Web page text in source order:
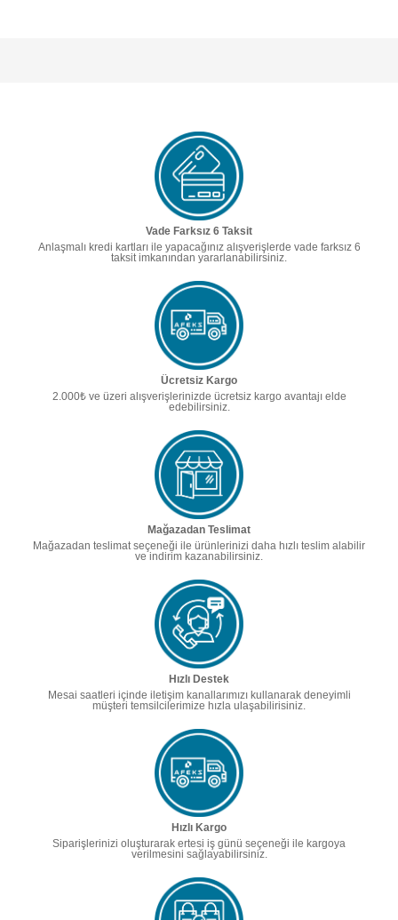
Vade Farksız 6 Taksit
Anlaşmalı kredi kartları ile yapacağınız alışverişlerde vade farksız 6
taksit imkanından yararlanabilirsiniz.
Ücretsiz Kargo
2.000₺ ve üzeri alışverişlerinizde ücretsiz kargo avantajı elde
edebilirsiniz.
Mağazadan Teslimat
Mağazadan teslimat seçeneği ile ürünlerinizi daha hızlı teslim alabilir
ve indirim kazanabilirsiniz.
Hızlı Destek
Mesai saatleri içinde iletişim kanallarımızı kullanarak deneyimli
müşteri temsilcilerimize hızla ulaşabilirisiniz.
Hızlı Kargo
Siparişlerinizi oluşturarak ertesi iş günü seçeneği ile kargoya
verilmesini sağlayabilirsiniz.